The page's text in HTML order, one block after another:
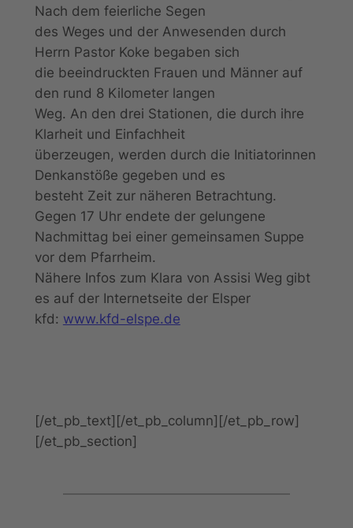
Nach dem feierliche Segen
des Weges und der Anwesenden durch
Herrn Pastor Koke begaben sich
die beeindruckten Frauen und Männer auf
den rund 8 Kilometer langen
Weg. An den drei Stationen, die durch ihre
Klarheit und Einfachheit
überzeugen, werden durch die Initiatorinnen
Denkanstöße gegeben und es
besteht Zeit zur näheren Betrachtung.
Gegen 17 Uhr endete der gelungene
Nachmittag bei einer gemeinsamen Suppe
vor dem Pfarrheim.
Nähere Infos zum Klara von Assisi Weg gibt
es auf der Internetseite der Elsper
kfd: www.kfd-elspe.de
[/et_pb_text][/et_pb_column][/et_pb_row]
[/et_pb_section]